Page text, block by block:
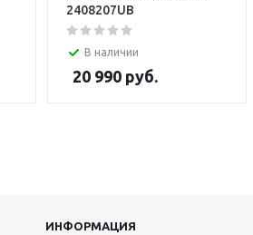
2408207UB
В наличии
20 990 руб.
ИНФОРМАЦИЯ